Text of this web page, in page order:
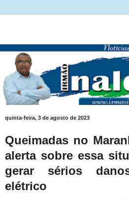
quinta-feira, 3 de agosto de 2023
Queimadas no
alerta sobre essa
gerar sérios
elétrico